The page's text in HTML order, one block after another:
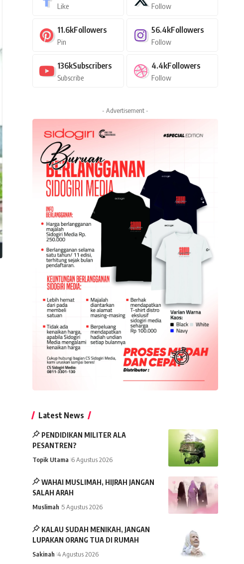
Like Follow
11.6kFollowers
Pin
56.4kFollowers
Follow
136kSubscribers
Subscribe
4.4kFollowers
Follow
- Advertisement -
Latest News
PENDIDIKAN MILITER ALA
PESANTREN?
Topik Utama 6 Agustus 2026
WAHAI MUSLIMAH, HIJRAH JANGAN
SALAH ARAH
Muslimah 5 Agustus 2026
KALAU SUDAH MENIKAH, JANGAN
LUPAKAN ORANG TUA DI RUMAH
Sakinah 4 Agustus 2026